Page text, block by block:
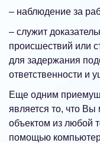
– наблюдение за
– служит
происшествий или
для задержания
ответственности и
Еще одним
является то, что
объектом из любой
помощью